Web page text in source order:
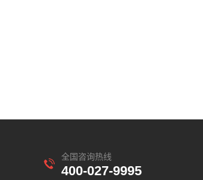
全国咨询热线
400-027-9995